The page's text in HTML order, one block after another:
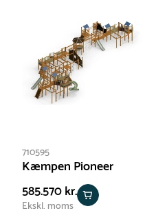
710595
Kæmpen Pioneer
585.570 kr.
Ekskl. moms